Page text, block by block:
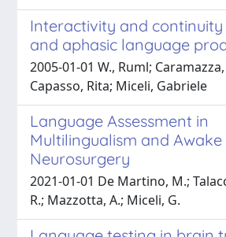
Interactivity and
and aphasic language
2005-01-01 W., Ruml;
Capasso, Rita; Miceli, Gabriele
Language Assessment in
Multilingualism and Awake
Neurosurgery
2021-01-01 De Martino, M.;
R.; Mazzotta, A.; Miceli, G.